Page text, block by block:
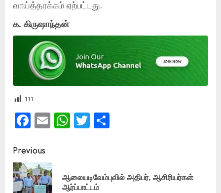
வாய்த்தரக்கம் ஏற்பட்டது.
க. கிருஷாந்தன்
111
Facebook
EmailWhatsApp
Twitter
Post
navigation
Previous
ஆலையடிவேம்புவில் அதிபர், ஆசிரியர்கள்
ஆர்ப்பாட்டம்